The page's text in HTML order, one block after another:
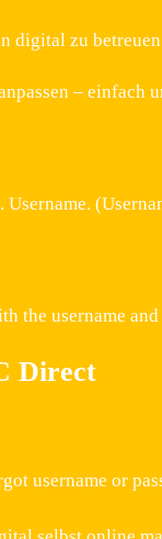
digital zu
–
the username
Direct
username or